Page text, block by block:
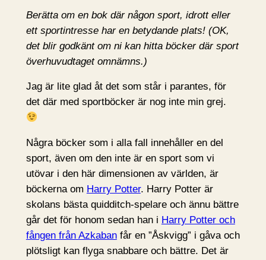
Berätta om en bok där någon sport, idrott eller
ett sportintresse har en betydande plats! (OK,
det blir godkänt om ni kan hitta böcker där sport
överhuvudtaget omnämns.)
Jag är lite glad åt det som står i parantes, för
det där med sportböcker är nog inte min grej.
Några böcker som i alla fall innehåller en del
sport, även om den inte är en sport som vi
utövar i den här dimensionen av världen, är
böckerna om Harry Potter. Harry Potter är
skolans bästa quidditch-spelare och ännu bättre
går det för honom sedan han i Harry Potter och
fången från Azkabanfår en ”Åskvigg” i gåva och
plötsligt kan flyga snabbare och bättre. Det är